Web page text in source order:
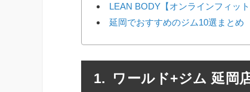
LEAN BODY【オンラインフィット
延岡でおすすめのジム10選まとめ
ワールド+ジム 延岡